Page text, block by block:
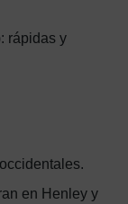
rápidas y
en Henley y